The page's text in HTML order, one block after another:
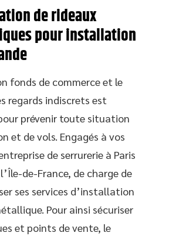
de rideaux
pour installation
fonds de commerce et le
regards indiscrets est
prévenir toute situation
et de vols. Engagés à vos
de serrurerie à Paris
de-France, de charge de
ses services d’installation
Pour ainsi sécuriser
et points de vente, le